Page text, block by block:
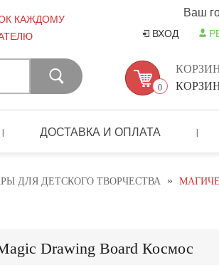
КАЖДОМУ
Ваш
ВХОД
0
| ДОСТАВКА И ОПЛАТА |
ДЛЯ ДЕТСКОГО ТВОРЧЕСТВА »
Drawing Board Космос